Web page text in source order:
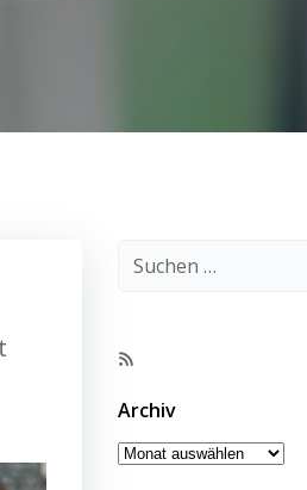
RSS-
Archiv
Archiv